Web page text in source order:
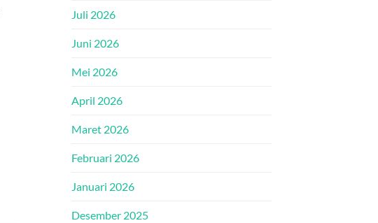
Juli 2026
Juni 2026
Mei 2026
April 2026
Maret 2026
Februari 2026
Januari 2026
Desember 2025